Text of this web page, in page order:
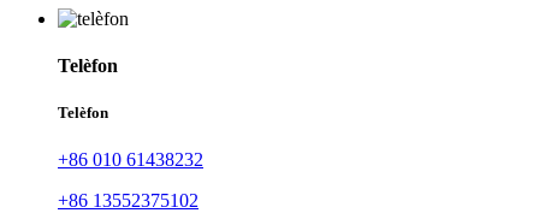
Telèfon
Telèfon
+86 010 61438232
+86 13552375102